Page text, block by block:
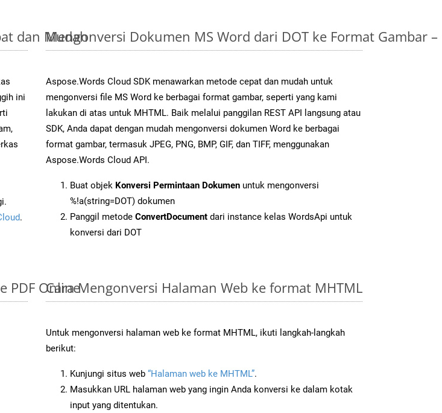
dan Mudah
ini
.
Mengonversi Dokumen MS Word dari DOT ke Format Gambar
Aspose.Words Cloud SDK menawarkan metode cepat dan mudah untuk
mengonversi file MS Word ke berbagai format gambar, seperti yang kami
lakukan di atas untuk MHTML. Baik melalui panggilan REST API langsung atau
SDK, Anda dapat dengan mudah mengonversi dokumen Word ke berbagai
format gambar, termasuk JPEG, PNG, BMP, GIF, dan TIFF, menggunakan
Aspose.Words Cloud API.
Buat objek Konversi Permintaan Dokumen untuk mengonversi
%!a(string=DOT) dokumen
Panggil metode ConvertDocument dari instance kelas WordsApi untuk
konversi dari DOT
PDF OnlineCara Mengonversi Halaman Web ke format MHTML
Untuk mengonversi halaman web ke format MHTML, ikuti langkah-langkah
berikut:
Kunjungi situs web “Halaman web ke MHTML”.
Masukkan URL halaman web yang ingin Anda konversi ke dalam kotak
input yang ditentukan.